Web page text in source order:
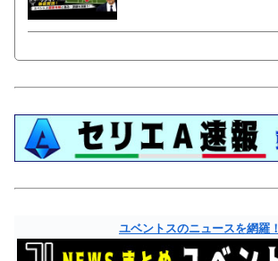
ユベントスのニュースを網羅！